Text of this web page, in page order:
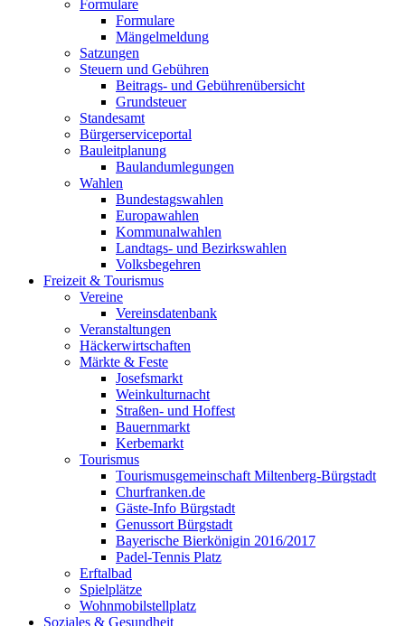
Formulare
Formulare
Mängelmeldung
Satzungen
Steuern und Gebühren
Beitrags- und Gebührenübersicht
Grundsteuer
Standesamt
Bürgerserviceportal
Bauleitplanung
Baulandumlegungen
Wahlen
Bundestagswahlen
Europawahlen
Kommunalwahlen
Landtags- und Bezirkswahlen
Volksbegehren
Freizeit & Tourismus
Vereine
Vereinsdatenbank
Veranstaltungen
Häckerwirtschaften
Märkte & Feste
Josefsmarkt
Weinkulturnacht
Straßen- und Hoffest
Bauernmarkt
Kerbemarkt
Tourismus
Tourismusgemeinschaft Miltenberg-Bürgstadt
Churfranken.de
Gäste-Info Bürgstadt
Genussort Bürgstadt
Bayerische Bierkönigin 2016/2017
Padel-Tennis Platz
Erftalbad
Spielplätze
Wohnmobilstellplatz
Soziales & Gesundheit